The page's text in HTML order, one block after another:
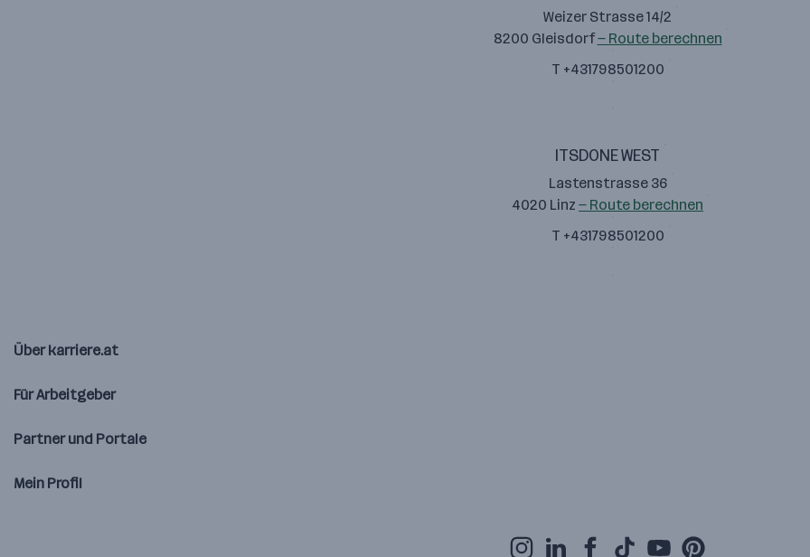
Weizer Strasse 14/2
8200 Gleisdorf— Route berechnen
T +431798501200
ITSDONE WEST
Lastenstrasse 36
4020 Linz — Route berechnen
T +431798501200
Über karriere.at
Für Arbeitgeber
Partner und Portale
Mein Profil